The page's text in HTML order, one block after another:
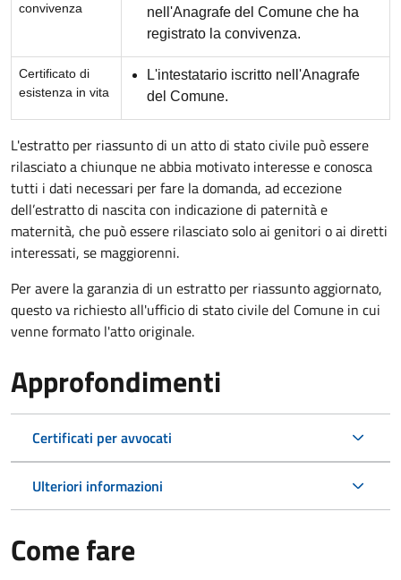
convivenza
nell'Anagrafe del Comune che ha
registrato la convivenza.
Certificato di
esistenza in vita
L'intestatario iscritto nell'Anagrafe
del Comune.
L'estratto per riassunto di un atto di stato civile può essere
rilasciato a chiunque ne abbia motivato interesse e conosca
tutti i dati necessari per fare la domanda, ad eccezione
dell’estratto di nascita con indicazione di paternità e
maternità, che può essere rilasciato solo ai genitori o ai diretti
interessati, se maggiorenni.
Per avere la garanzia di un estratto per riassunto aggiornato,
questo va richiesto all'ufficio di stato civile del Comune in cui
venne formato l'atto originale.
Approfondimenti
Certificati per avvocati
Ulteriori informazioni
Come fare